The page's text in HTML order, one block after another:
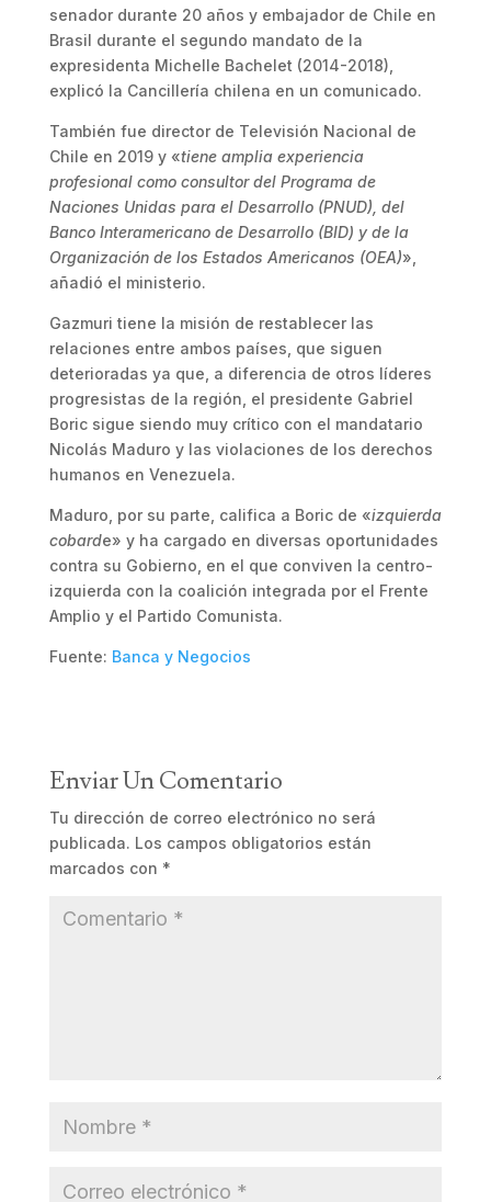
senador durante 20 años y embajador de Chile en
Brasil durante el segundo mandato de la
expresidenta Michelle Bachelet (2014-2018),
explicó la Cancillería chilena en un comunicado.
También fue director de Televisión Nacional de
Chile en 2019 y «tiene amplia experiencia
profesional como consultor del Programa de
Naciones Unidas para el Desarrollo (PNUD), del
Banco Interamericano de Desarrollo (BID) y de la
Organización de los Estados Americanos (OEA)»,
añadió el ministerio.
Gazmuri tiene la misión de restablecer las
relaciones entre ambos países, que siguen
deterioradas ya que, a diferencia de otros líderes
progresistas de la región, el presidente Gabriel
Boric sigue siendo muy crítico con el mandatario
Nicolás Maduro y las violaciones de los derechos
humanos en Venezuela.
Maduro, por su parte, califica a Boric de «izquierda
cobarde» y ha cargado en diversas oportunidades
contra su Gobierno, en el que conviven la centro-
izquierda con la coalición integrada por el Frente
Amplio y el Partido Comunista.
Fuente: Banca y Negocios
Enviar Un Comentario
Tu dirección de correo electrónico no será
publicada. Los campos obligatorios están
marcados con *